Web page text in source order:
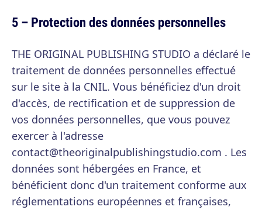
5 – Protection des données personnelles
THE ORIGINAL PUBLISHING STUDIO a déclaré le
traitement de données personnelles effectué
sur le site à la CNIL. Vous bénéficiez d'un droit
d'accès, de rectification et de suppression de
vos données personnelles, que vous pouvez
exercer à l'adresse
contact@theoriginalpublishingstudio.com . Les
données sont hébergées en France, et
bénéficient donc d'un traitement conforme aux
réglementations européennes et françaises,